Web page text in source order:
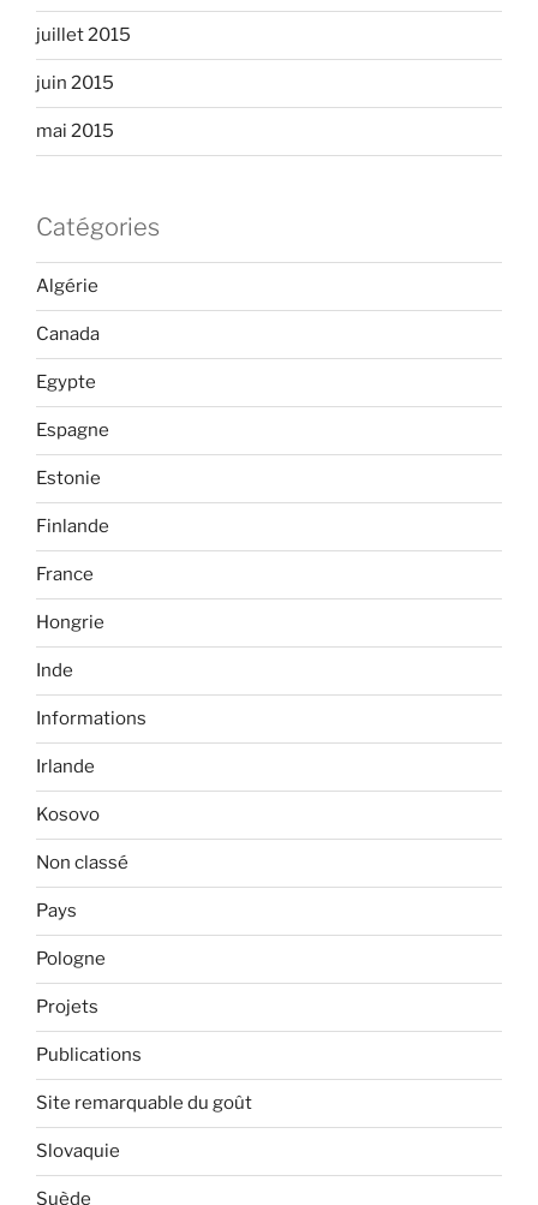
juillet 2015
juin 2015
mai 2015
Catégories
Algérie
Canada
Egypte
Espagne
Estonie
Finlande
France
Hongrie
Inde
Informations
Irlande
Kosovo
Non classé
Pays
Pologne
Projets
Publications
Site remarquable du goût
Slovaquie
Suède